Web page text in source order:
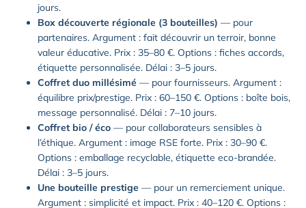
jours.
Box découverte régionale (3 bouteilles) — pour
partenaires. Argument : fait découvrir un terroir, bonne
valeur éducative. Prix : 35–80 €. Options : fiches accords,
étiquette personnalisée. Délai : 3–5 jours.
Coffret duo millésimé — pour fournisseurs. Argument :
équilibre prix/prestige. Prix : 60–150 €. Options : boîte bois,
message personnalisé. Délai : 7–10 jours.
Coffret bio / éco — pour collaborateurs sensibles à
l’éthique. Argument : image RSE forte. Prix : 30–90 €.
Options : emballage recyclable, étiquette eco-brandée.
Délai : 3–5 jours.
Une bouteille prestige — pour un remerciement unique.
Argument : simplicité et impact. Prix : 40–120 €. Options :